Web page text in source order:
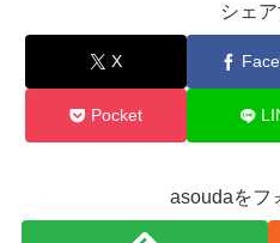
シェ
X
Pocket
asoudaをフ